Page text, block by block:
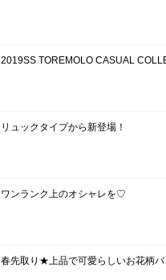
2019SS TOREMOLO CASUAL
リュックタイプから新登場！
ワンランク上のオシャレを♡
春先取り★上品で可愛らしいお花柄バ